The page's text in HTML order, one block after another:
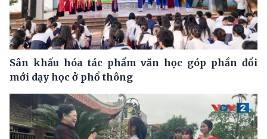
Sân khấu hóa tác phẩm văn học góp phần đổi
mới dạy học ở phổ thông